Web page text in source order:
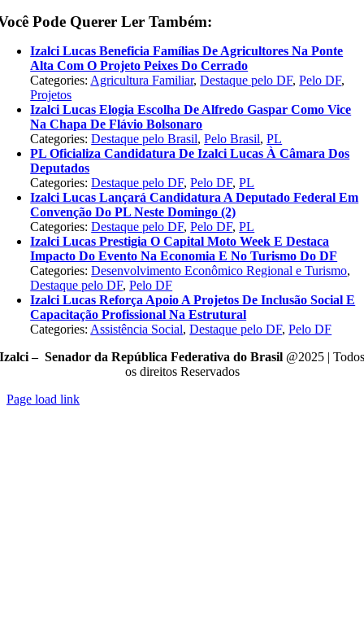
Pode Querer Ler Também:
Izalci Lucas Beneficia Famílias De Agricultores Na Ponte
Alta Com O Projeto Peixes Do Cerrado
Categories: Agricultura Familiar,Destaque pelo DF,Pelo DF,
Projetos
Izalci Lucas Elogia Escolha De Alfredo Gaspar Como Vice
Na Chapa De Flávio Bolsonaro
Categories:Destaque pelo Brasil,Pelo Brasil,PL
PL Oficializa Candidatura De Izalci Lucas À Câmara Dos
Deputados
Categories:Destaque pelo DF,Pelo DF,PL
Izalci Lucas Lançará Candidatura A Deputado Federal Em
Convenção Do PL Neste Domingo (2)
Categories:Destaque pelo DF,Pelo DF,PL
Izalci Lucas Prestigia O Capital Moto Week E Destaca
Impacto Do Evento Na Economia E No Turismo Do DF
Categories:Desenvolvimento Econômico Regional e Turismo,
Destaque pelo DF,Pelo DF
Izalci Lucas Reforça Apoio A Projetos De Inclusão Social E
Capacitação Profissional Na Estrutural
Categories: Assistência Social,Destaque pelo DF,Pelo DF
Izalci – Senador da República Federativa do Brasil @2025 | Todos
os direitos Reservados
Page load link